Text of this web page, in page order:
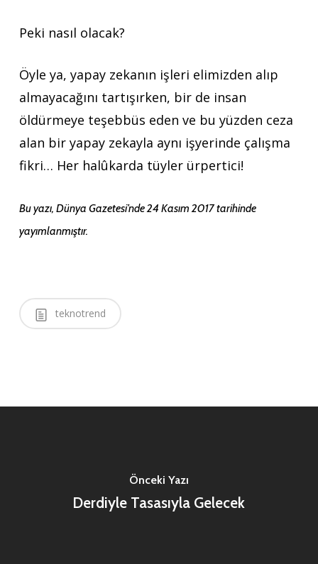
Peki nasıl olacak?
Öyle ya, yapay zekanın işleri elimizden alıp
almayacağını tartışırken, bir de insan
öldürmeye teşebbüs eden ve bu yüzden ceza
alan bir yapay zekayla aynı işyerinde çalışma
fikri… Her halûkarda tüyler ürpertici!
Bu yazı, Dünya Gazetesi’nde 24 Kasım 2017 tarihinde
yayımlanmıştır.
teknotrend
Önceki Yazı
Derdiyle Tasasıyla Gelecek